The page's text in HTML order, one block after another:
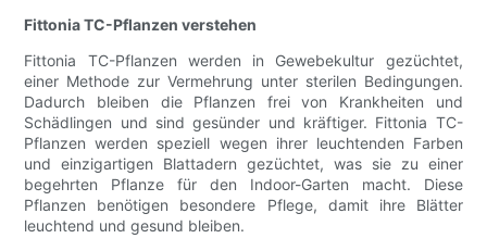
Fittonia TC-Pflanzen verstehen
Fittonia TC-Pflanzen werden in Gewebekultur gezüchtet,
einer Methode zur Vermehrung unter sterilen Bedingungen.
Dadurch bleiben die Pflanzen frei von Krankheiten und
Schädlingen und sind gesünder und kräftiger. Fittonia TC-
Pflanzen werden speziell wegen ihrer leuchtenden Farben
und einzigartigen Blattadern gezüchtet, was sie zu einer
begehrten Pflanze für den Indoor-Garten macht. Diese
Pflanzen benötigen besondere Pflege, damit ihre Blätter
leuchtend und gesund bleiben.